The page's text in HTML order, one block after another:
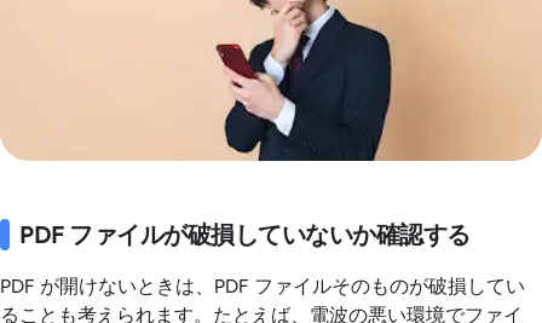
PDF ファイルが破損していないか確認する
PDF が開けないときは、PDF ファイルそのものが破損してい
ることも考えられます。たとえば、電波の悪い環境でファイ